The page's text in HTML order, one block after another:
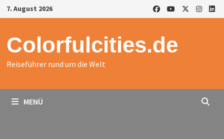
Zurück
zum
7. August 2026
Colorfulcities.de
Reiseführer rund um die Welt
MENÜ